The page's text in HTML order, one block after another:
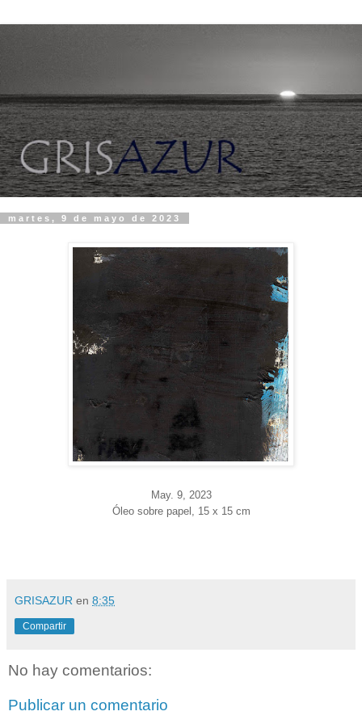
martes, 9 de mayo de 2023
May. 9, 2023
Óleo sobre papel, 15 x 15 cm
GRISAZUR en 8:35
Compartir
No hay comentarios:
Publicar un comentario